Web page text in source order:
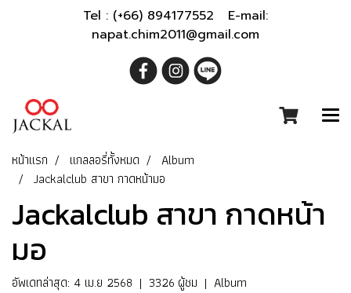
Tel : (+66) 894177552 E-mail:
napat.chim2011@gmail.com
หน้าแรก แกลลอรี่ทั้งหมด
Album
Jackalclub สาขา กาดหน้ามอ
Jackalclub สาขา กาดหน้า
มอ
อัพเดทล่าสุด: 4 เม.ย 2568 | 3326 ผู้ชม | Album